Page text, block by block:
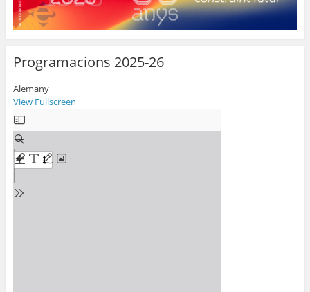
Programacions 2025-26
Alemany
View Fullscreen